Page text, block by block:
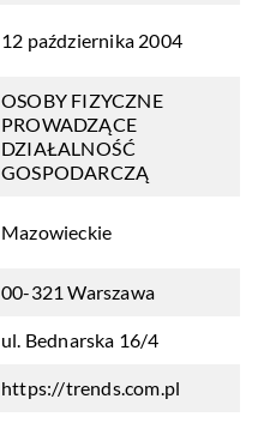
12 października 2004
OSOBY FIZYCZNE
PROWADZĄCE
DZIAŁALNOŚĆ
GOSPODARCZĄ
Mazowieckie
00-321 Warszawa
ul. Bednarska 16/4
https://trends.com.pl